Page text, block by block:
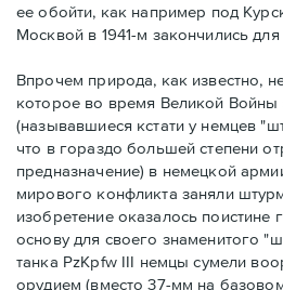
ее обойти, как например под
Москвой в 1941-м закончились
Впрочем природа, как известно,
которое во время Великой Войны
(называвшиеся кстати у немцев
что в гораздо большей степени
предназначение) в немецкой
мирового конфликта заняли
изобретение оказалось поистине
основу для своего знаменитого
танка PzKpfw III немцы сумели
орудием (вместо 37-мм на